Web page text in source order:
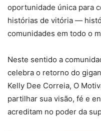
oportunidade única para
histórias de vitória —
comunidades em todo o
Neste sentido a
celebra o retorno do
Kelly Dee Correia, O
partilhar sua visão, fé e
acreditam no poder da